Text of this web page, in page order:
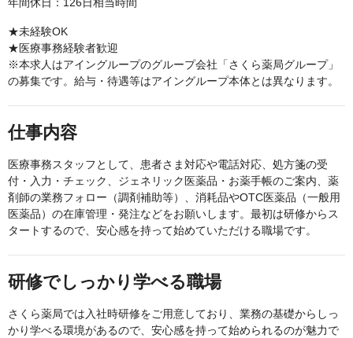
年間休日：126日相当時間
★未経験OK
★医療事務経験者歓迎
※本求人はアイングループのグループ会社「さくら薬局グループ」
の募集です。給与・待遇等はアイングループ本体とは異なります。
仕事内容
医療事務スタッフとして、患者さま対応や電話対応、処方箋の受
付・入力・チェック、ジェネリック医薬品・お薬手帳のご案内、薬
剤師の業務フォロー（調剤補助等）、消耗品やOTC医薬品（一般用
医薬品）の在庫管理・発注などをお願いします。最初は研修からス
タートするので、安心感を持って始めていただける職場です。
研修でしっかり学べる職場
さくら薬局では入社時研修をご用意しており、業務の基礎からしっ
かり学べる環境があるので、安心感を持って始められるのが魅力で